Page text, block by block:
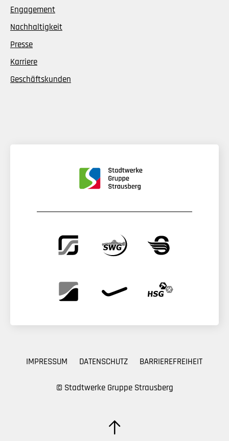
Engagement
Nachhaltigkeit
Presse
Karriere
Geschäftskunden
© Stadtwerke Gruppe Strausberg
IMPRESSUM DATENSCHUTZ BARRIEREFREIHEIT